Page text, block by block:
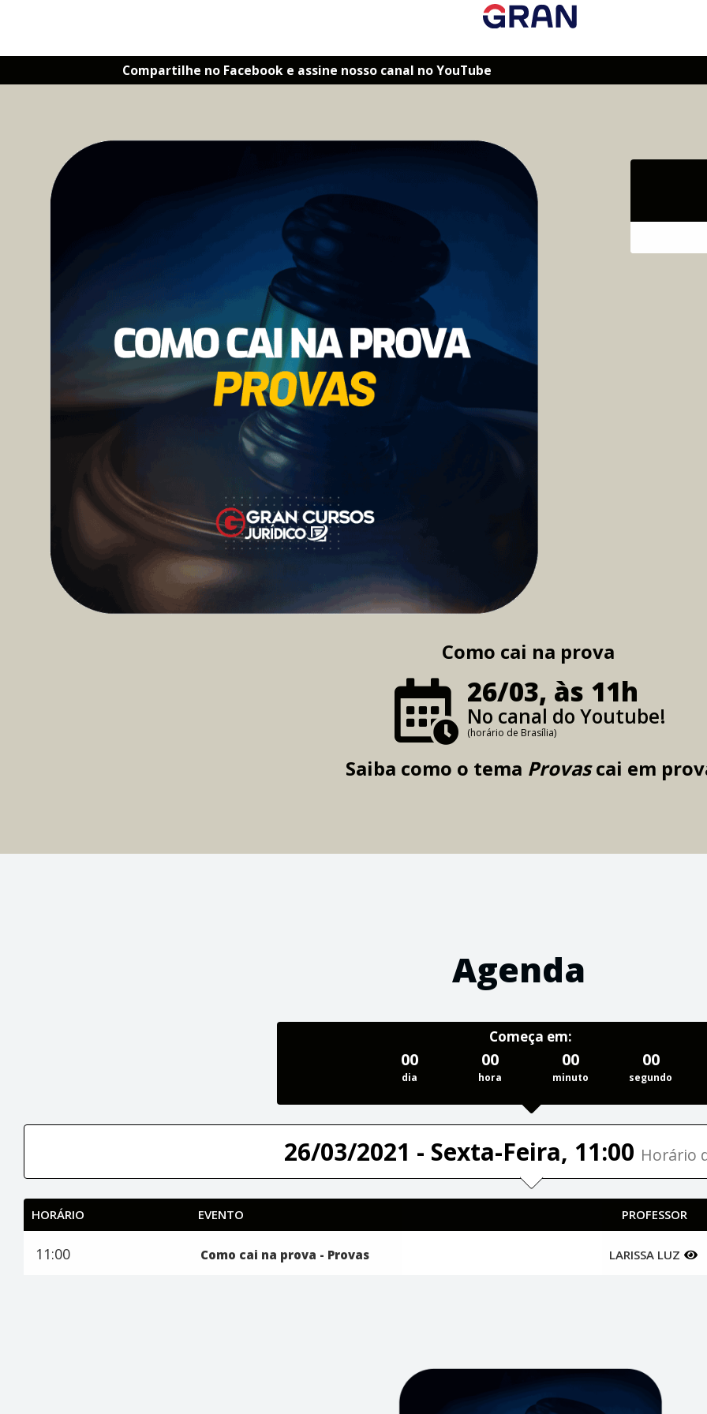
Compartilhe no Facebook e assine nosso canal no YouTube
Como cai na prova
26/03, às 11h
No canal do Youtube!
(horário de Brasília)
Saiba como o tema Provas cai em
Agenda
Começa em:
00
dia
00
hora
00
minuto
00
segundo
26/03/2021 - Sexta-Feira, 11:00 Horário
HORÁRIO EVENTO PROFESSOR
11:00 Como cai na prova - Provas LARISSA LUZ